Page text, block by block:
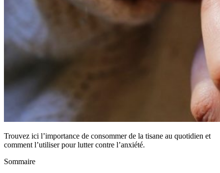
Trouvez ici l’importance de consommer de la tisane au quotidien et
comment l’utiliser pour lutter contre l’anxiété.
Sommaire